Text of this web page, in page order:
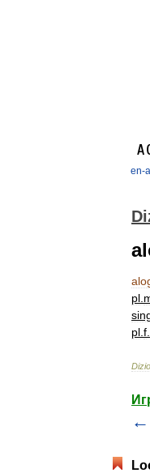
en-
pl
pl f